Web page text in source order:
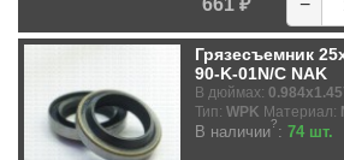
Грязесъемник
90-K-01N/C NAK
В дюймах:
Тип: WPK Материал:
В наличии?: 74 шт.